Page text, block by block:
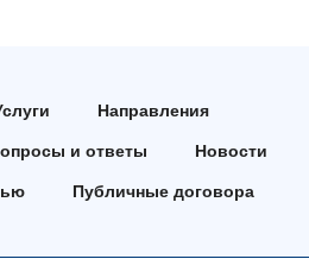
Направления
и ответы Новости
Публичные договора